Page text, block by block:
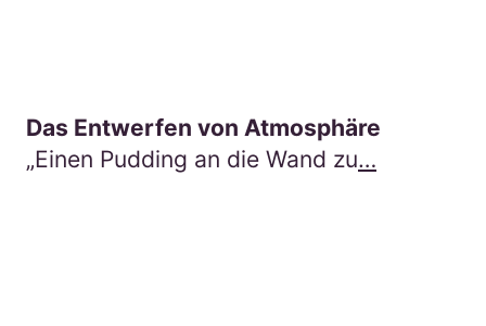
Das Entwerfen von Atmosphäre
„Einen Pudding an die Wand zu…